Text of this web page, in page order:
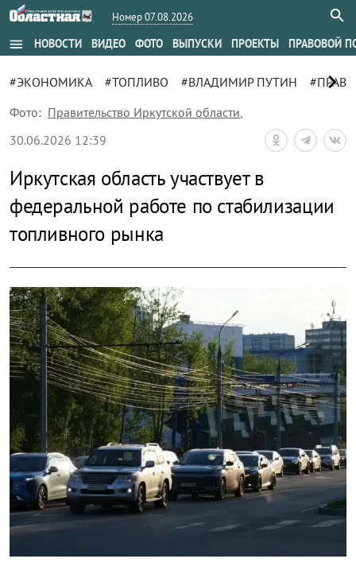
Номер 07.08.2026
menu НОВОСТИ ВИДЕО ФОТО ВЫПУСКИ ПРОЕКТЫ ПРАВОВОЙ
#ЭКОНОМИКА #ТОПЛИВО #ВЛАДИМИР ПУТИН chevron_right
Фото: Правительство Иркутской области,
30.06.2026 12:39
Иркутская область участвует в
федеральной работе по стабилизации
топливного рынка
zoom_out_map